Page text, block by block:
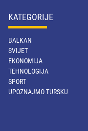
KATEGORIJE
BALKAN
SVIJET
EKONOMIJA
TEHNOLOGIJA
SPORT
UPOZNAJMO TURSKU